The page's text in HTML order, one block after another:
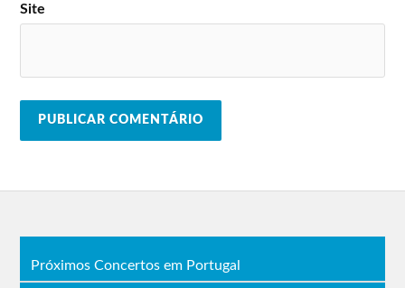
Site
Próximos Concertos em Portugal